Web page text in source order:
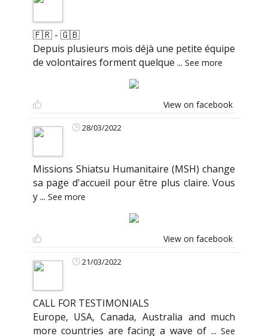
🇫🇷 - 🇬🇧
Depuis plusieurs mois déjà une petite équipe
de volontaires forment quelque ... See more
View on facebook
28/03/2022
Missions Shiatsu Humanitaire (MSH) change
sa page d'accueil pour être plus claire. Vous
y... See more
View on facebook
21/03/2022
CALL FOR TESTIMONIALS
Europe, USA, Canada, Australia and much
more countries are facing a wave of ...See